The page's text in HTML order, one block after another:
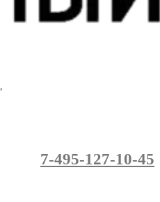
7-495-127-10-45